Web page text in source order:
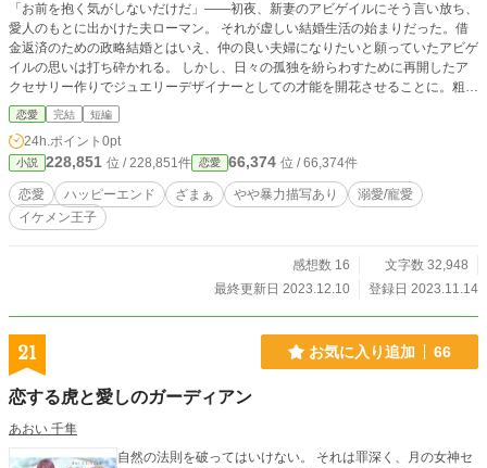
「お前を抱く気がしないだけだ」――初夜、新妻のアビゲイルにそう言い放ち、
愛人のもとに出かけた夫ローマン。 それが虚しい結婚生活の始まりだった。借
金返済のための政略結婚とはいえ、仲の良い夫婦になりたいと願っていたアビゲ
イルの思いは打ち砕かれる。 しかし、日々の孤独を紛らわすために再開したア
クセサリー作りでジュエリーデザイナーとしての才能を開花させることに。粗暴
な夫との離婚、そして第二王子エリオットと運命の出会いをするが……？
恋愛 完結 短編
24h.ポイント 0pt
小説 228,851 位 / 228,851件 恋愛 66,374 位 / 66,374件
恋愛 ハッピーエンド ざまぁ やや暴力描写あり
溺愛/寵愛
イケメン王子
感想数 16
文字数 32,948
最終更新日 2023.12.10
登録日 2023.11.14
21 お気に入り追加 66
恋する虎と愛しのガーディアン
あおい 千隼
自然の法則を破ってはいけない。 それは罪深く、月の女神セ